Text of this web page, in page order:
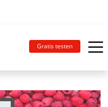
Gratis testen